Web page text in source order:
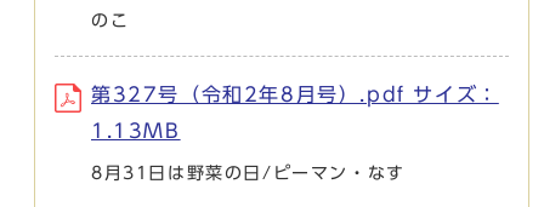
のこ
第327号（令和2年8月号）.pdf サイズ：
1.13MB
8月31日は野菜の日/ピーマン・なす